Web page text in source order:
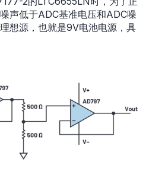
声低于ADC基准电压和ADC噪
想源，也就是9V电池电源，具